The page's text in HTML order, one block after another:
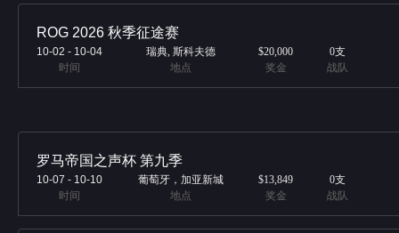
ROG 2026 秋季征途赛
10-02 - 10-04
时间
瑞典, 斯科夫德
地点
$20,000
奖金
0支
战队
罗马帝国之声杯 第九季
10-07 - 10-10
时间
葡萄牙，加亚新城
地点
$13,849
奖金
0支
战队